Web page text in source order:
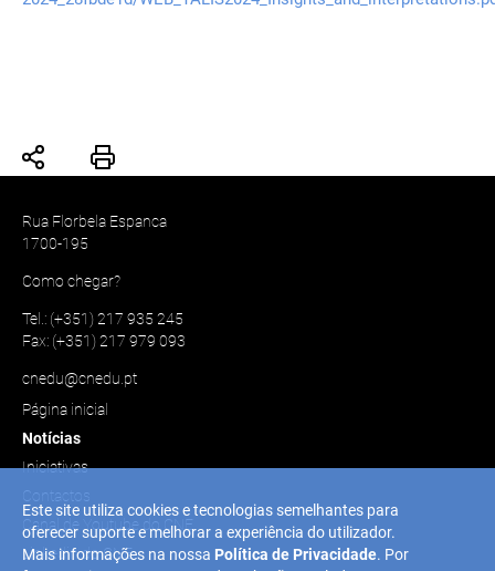
Rua Florbela Espanca
1700-195
Como chegar?
Tel.: (+351) 217 935 245
Fax: (+351) 217 979 093
cnedu@cnedu.pt
Página inicial
Notícias
Iniciativas
Contactos
Canal de Youtube do CNE
Linkedin do CNE
Este site utiliza cookies e tecnologias semelhantes para
oferecer suporte e melhorar a experiência do utilizador.
Mais informações na nossa Política de Privacidade. Por